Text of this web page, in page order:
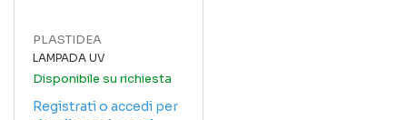
PLASTIDEA
LAMPADA UV
Disponibile su richiesta
Registrati o accedi per